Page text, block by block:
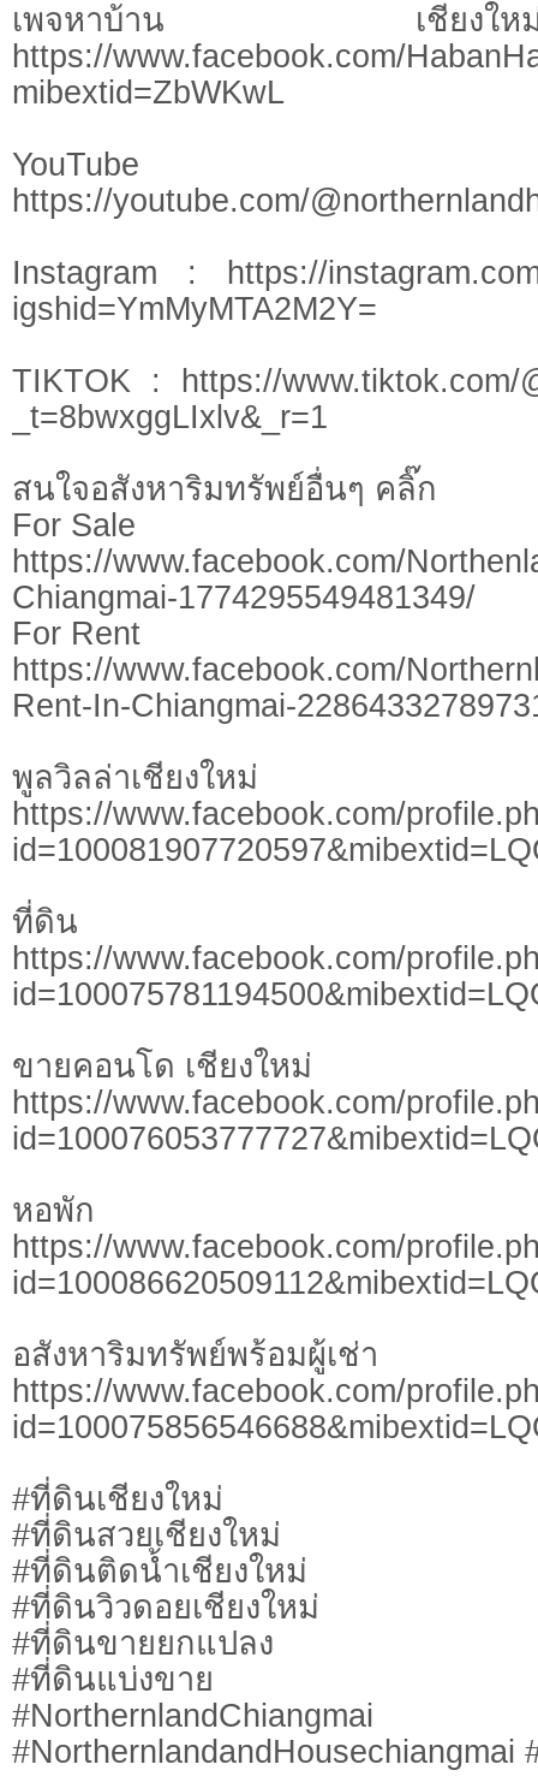
เพจหาบ้าน เชี
https://www.facebook.com/
mibextid=ZbWKwL
https://youtube.com/
Instagram : https://
igshid=YmMyMTA2M2Y=
TIKTOK : https://www.tiktok.com/
_t=8bwxggLIxlv&_r=1
สนใจอสังหาริมทรัพย์อื่นๆ คลิ๊ก
For Sale
https://www.facebook.com/
Chiangmai-1774295549481349/
For Rent
https://www.facebook.com/
Rent-In-Chiangmai-
พูลวิลล่าเชียงใหม่
https://www.facebook.com/
ที่ดิน
https://www.facebook.com/
ขายคอนโด เชียงใหม่
https://www.facebook.com/
หอพัก
https://www.facebook.com/
อสังหาริมทรัพย์พร้อมผู้เช่า
https://www.facebook.com/
#ที่ดินเชียงใหม่
#ที่ดินสวยเชียงใหม่
#ที่ดินติดน้ำเชียงใหม่
#ที่ดินวิวดอยเชียงใหม่
#ที่ดินขายยกแปลง
#ที่ดินแบ่งขาย
#NorthernlandChiangmai
#NorthernlandandHousechiangmai